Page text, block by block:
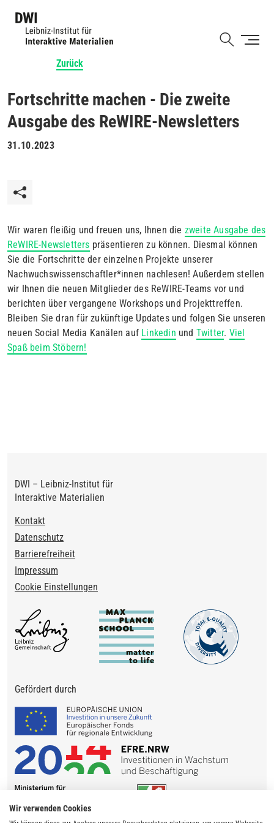
Zurück
Fortschritte machen - Die zweite
Ausgabe des ReWIRE-Newsletters
31.10.2023
Wir waren fleißig und freuen uns, Ihnen die zweite Ausgabe des
ReWIRE-Newsletters präsentieren zu können. Diesmal können
Sie die Fortschritte der einzelnen Projekte unserer
Nachwuchswissenschaftler*innen nachlesen! Außerdem stellen
wir Ihnen die neuen Mitglieder des ReWIRE-Teams vor und
berichten über vergangene Workshops und Projekttreffen.
Bleiben Sie dran für zukünftige Updates und folgen Sie unseren
neuen Social Media Kanälen auf Linkedin und Twitter. Viel
Spaß beim Stöbern!
DWI – Leibniz-Institut für
Interaktive Materialien
Footer
Kontakt
Datenschutz
Barrierefreiheit
Impressum
Cookie Einstellungen
Gefördert durch
Wir verwenden Cookies